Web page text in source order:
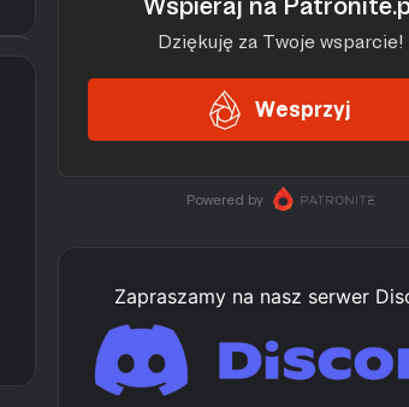
Zapraszamy na nasz serwer